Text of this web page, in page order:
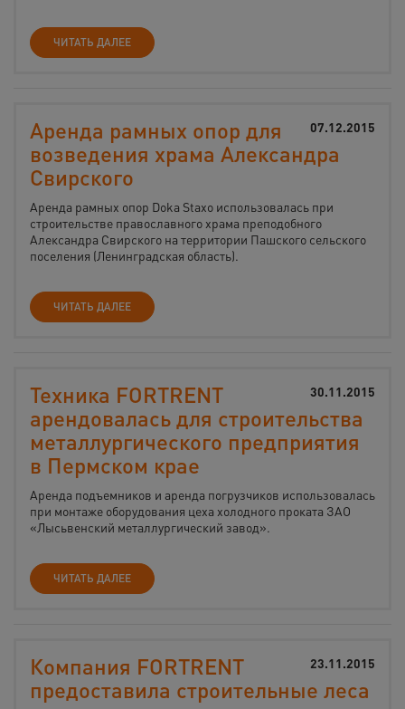
ЧИТАТЬ ДАЛЕЕ
07.12.2015
Аренда рамных опор для
возведения храма Александра
Свирского
Аренда рамных опор Doka Staxo использовалась при
строительстве православного храма преподобного
Александра Свирского на территории Пашского сельского
поселения (Ленинградская область).
ЧИТАТЬ ДАЛЕЕ
30.11.2015
Техника FORTRENT
арендовалась для строительства
металлургического предприятия
в Пермском крае
Аренда подъемников и аренда погрузчиков использовалась
при монтаже оборудования цеха холодного проката ЗАО
«Лысьвенский металлургический завод».
ЧИТАТЬ ДАЛЕЕ
23.11.2015
Компания FORTRENT
предоставила строительные леса